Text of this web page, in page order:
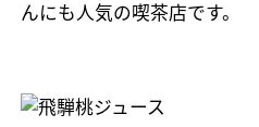
んにも人気の喫茶店です。